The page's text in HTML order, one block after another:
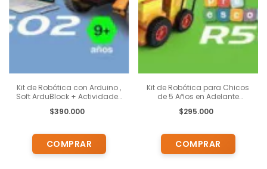
Kit de Robótica con Arduino ,
Soft ArduBlock + Actividades
9 años en Adelante
$390.000
Kit de Robótica para Chicos
de 5 Años en Adelante
Pedagógicas +
Virtual
$295.000